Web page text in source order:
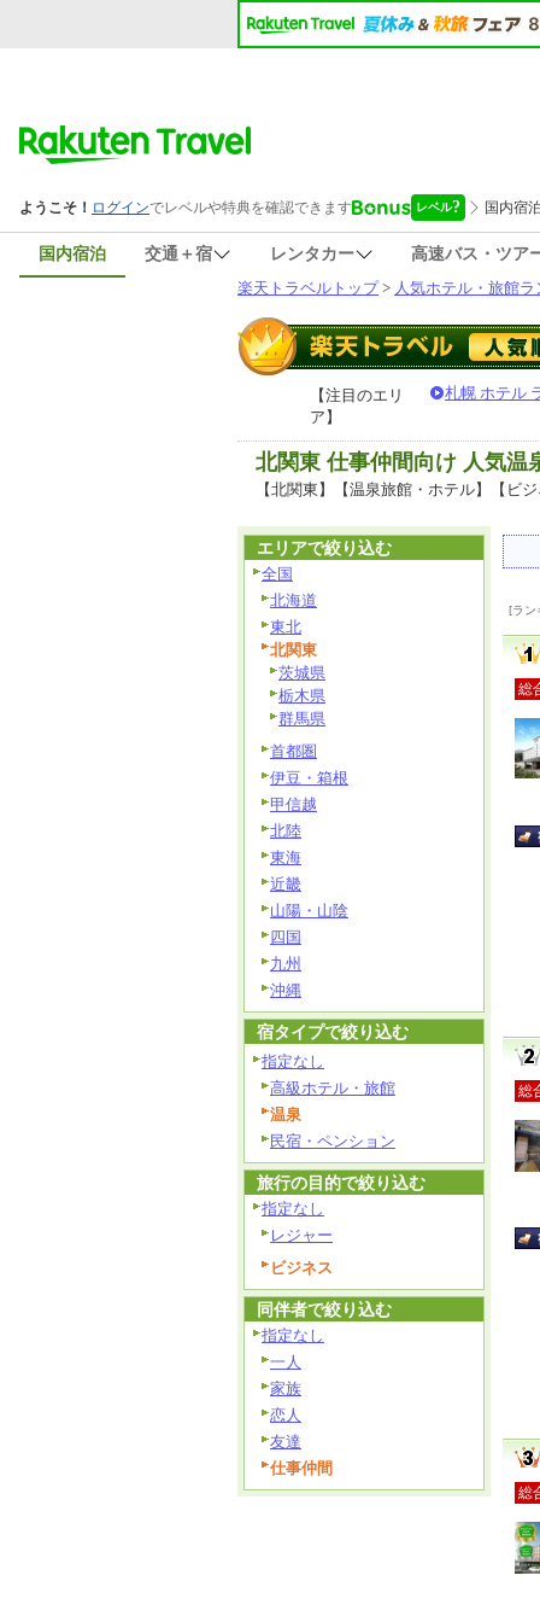
国内宿泊 交通＋宿 レンタカー
高速バス・ツア
楽天トラベルトップ> 人気ホテル・旅館ラ
【注目のエリ
ア】
札幌 ホテル
北関東 仕事仲間向け 人気温
【北関東】【温泉旅館・ホテル】【ビ
[ラン
総
総
総
エリアで絞り込む
全国
北海道
東北
北関東
茨城県
栃木県
群馬県
首都圏
伊豆・箱根
甲信越
北陸
東海
近畿
山陽・山陰
四国
九州
沖縄
宿タイプで絞り込む
指定なし
高級ホテル・旅館
温泉
民宿・ペンション
旅行の目的で絞り込む
指定なし
レジャー
ビジネス
同伴者で絞り込む
指定なし
一人
家族
恋人
友達
仕事仲間